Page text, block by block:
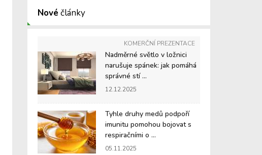
Nové články
KOMERČNÍ PREZENTACE
Nadměrné světlo v ložnici
narušuje spánek: jak pomáhá
správné stí ...
12.12.2025
Tyhle druhy medů podpoří
imunitu pomohou bojovat s
respiračními o ...
05.11.2025